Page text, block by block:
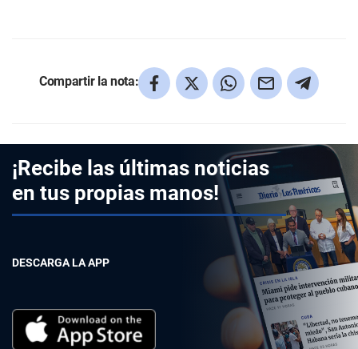
Compartir la nota:
¡Recibe las últimas noticias
en tus propias manos!
DESCARGA LA APP